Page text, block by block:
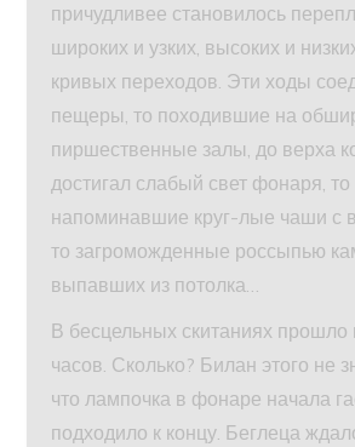
причудливее становилось
широких и узких, высоких и
кривых переходов. Эти ходы
пещеры, то походившие на
пиршественные залы, до верха
достигал слабый свет фонаря, то
напоминавшие круг-лые чаши с
то загроможденные россыпью
выпавших из потолка…
В бесцельных скитаниях прошло
часов. Сколько? Билан этого не
что лампочка в фонаре начала
подходило к концу. Беглеца